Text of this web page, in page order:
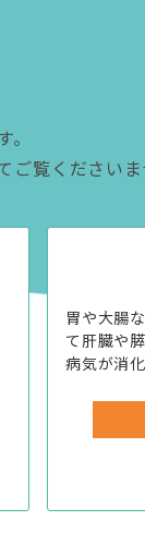
覧くださいま
胃や大腸
て肝臓や
病気が消